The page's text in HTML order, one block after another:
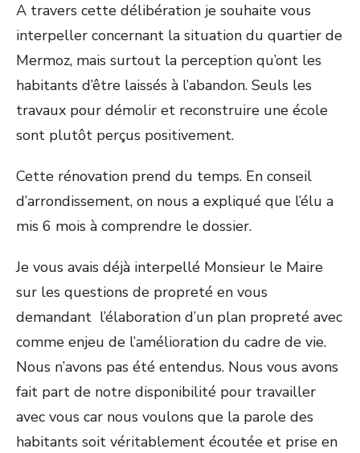
A travers cette délibération je souhaite vous
interpeller concernant la situation du quartier de
Mermoz, mais surtout la perception qu’ont les
habitants d’être laissés à l’abandon. Seuls les
travaux pour démolir et reconstruire une école
sont plutôt perçus positivement.
Cette rénovation prend du temps. En conseil
d’arrondissement, on nous a expliqué que l’élu a
mis 6 mois à comprendre le dossier.
Je vous avais déjà interpellé Monsieur le Maire
sur les questions de propreté en vous
demandant l’élaboration d’un plan propreté avec
comme enjeu de l’amélioration du cadre de vie.
Nous n’avons pas été entendus. Nous vous avons
fait part de notre disponibilité pour travailler
avec vous car nous voulons que la parole des
habitants soit véritablement écoutée et prise en